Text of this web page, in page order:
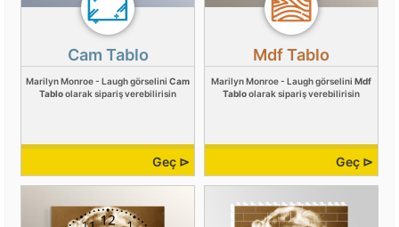
Cam Tablo
Marilyn Monroe - Laugh görselini Cam
Tabloolarak sipariş verebilirisin
Geç ⊳
Mdf Tablo
Marilyn Monroe - Laugh görselini Mdf
Tabloolarak sipariş verebilirisin
Geç ⊳